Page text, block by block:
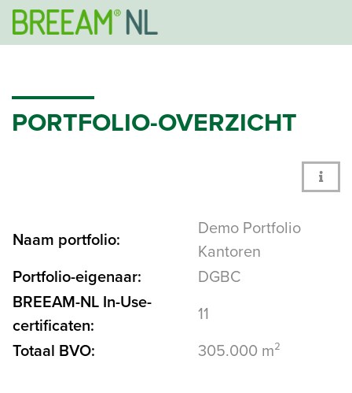
PORTFOLIO-OVERZICHT
Naam portfolio:
Demo Portfolio
Kantoren
Portfolio-eigenaar:
DGBC
BREEAM-NL In-Use-
certificaten:
11
Totaal BVO:
305.000 m²